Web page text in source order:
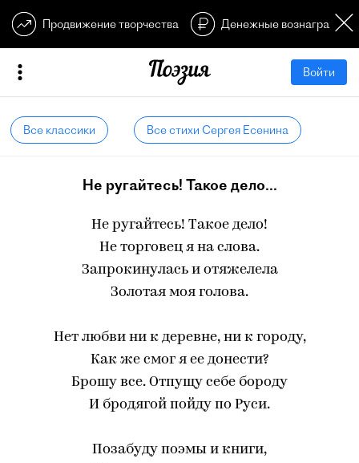
Продвижение творчества Денежные
Войти
Все классики Все стихи Сергея Есенина
Не ругайтесь! Такое дело...
Не ругайтесь! Такое дело!
Не торговец я на слова.
Запрокинулась и отяжелела
Золотая моя голова.
Нет любви ни к деревне, ни к городу,
Как же смог я ее донести?
Брошу все. Отпущу себе бороду
И бродягой пойду по Руси.
Позабуду поэмы и книги,